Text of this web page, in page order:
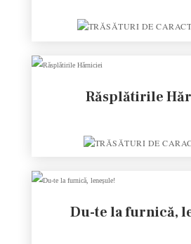
Răsplătirile
Du-te la furnică,